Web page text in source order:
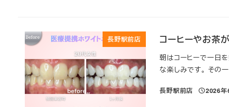
長野駅前店 コーヒーやお茶
朝はコーヒーで一日
な楽しみです。 その
長野駅前店
投稿日
2026年